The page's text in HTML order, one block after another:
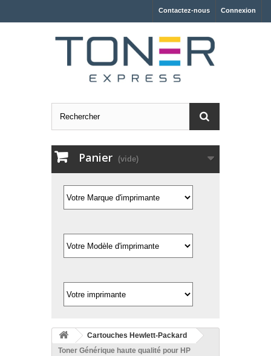
Connexion
Contactez-nous
Panier (vide)
Cartouches Hewlett-Packard
Toner Générique haute qualité pour HP